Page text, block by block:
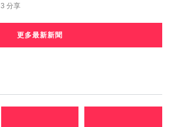
3 分享
更多最新新聞